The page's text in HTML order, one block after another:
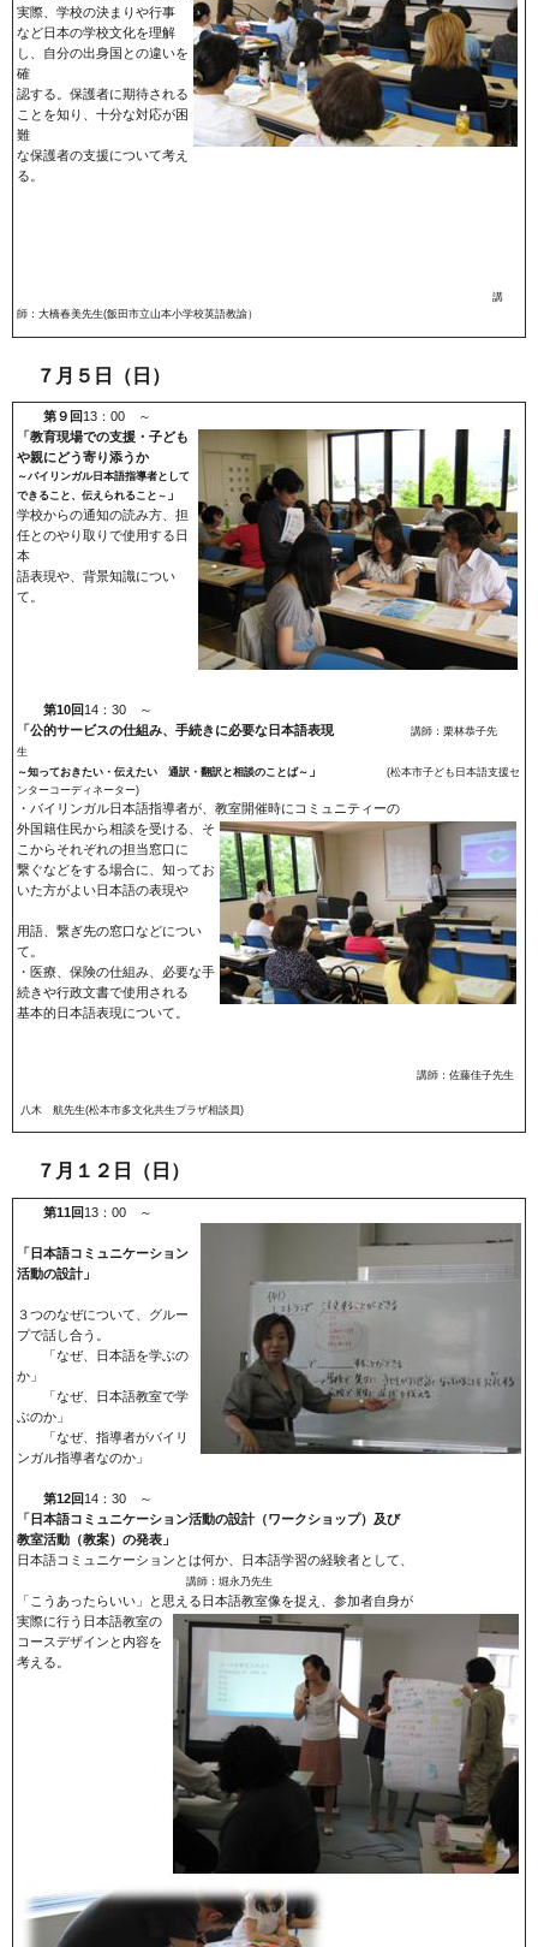
実際、学校の決まりや行事
など日本の学校文化を理解
し、自分の出身国との違いを
確
認する。保護者に期待される
ことを知り、十分な対応が困
難
な保護者の支援について考え
る。
講
師：大橋春美先生(飯田市立山本小学校英語教諭）
７月５日（日）
第９回13：00 ～
「教育現場での支援・子ども
や親にどう寄り添うか
～バイリンガル日本語指導者として
できること、伝えられること ～ 」
学校からの通知の読み方、担
任とのやり取りで使用する日
本
語表現や、背景知識につい
て。
第10回 14：30 ～
「公的サービスの仕組み、手続きに必要な日本語表現
講師：栗林恭子先
生
～知っておきたい・伝えたい 通訳・翻訳と相談のことば～ 」
(松本市子ども日本語支援セ
ンターコーディネーター)
・バイリンガル日本語指導者が、教室開催時にコミュニティーの
外国籍住民から相談を受ける、そ
こからそれぞれの担当窓口に
繋ぐなどをする場合に、知ってお
いた方がよい日本語の表現や
用語、繋ぎ先の窓口などについ
て。
・医療、保険の仕組み、必要な手
続きや行政文書で使用される
基本的日本語表現について。
講師：佐藤佳子先生
八木 航先生(松本市多文化共生プラザ相談員)
７月１２日（日）
第11回 13：00 ～
「日本語コミュニケーション
活動の設計」
３つのなぜについて、グルー
プで話し合う。
「なぜ、日本語を学ぶの
か」
「なぜ、日本語教室で学
ぶのか」
「なぜ、指導者がバイリ
ンガル指導者なのか」
第12回 14：30 ～
「日本語コミュニケーション活動の設計（ワークショップ）及び
教室活動（教案）の発表」
日本語コミュニケーションとは何か、日本語学習の経験者として、
講師：堀永乃先生
「こうあったらいい」と思える日本語教室像を捉え、参加者自身が
実際に行う日本語教室の
コースデザインと内容を
考える。